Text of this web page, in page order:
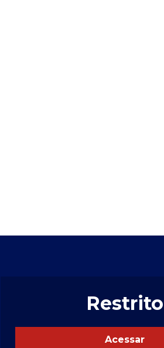
Restrito
Acessar